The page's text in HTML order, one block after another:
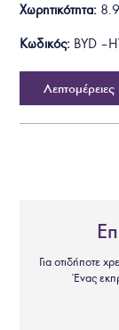
Χωρητικότητα:
Κωδικός: BYD –
Λεπτομέρειες
Για οτιδήποτε
Ένας